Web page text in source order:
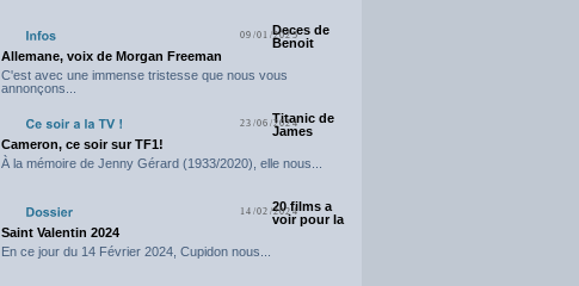
09/01/2025Deces de
Benoit
Allemane, voix de Morgan Freeman
C'est avec une immense tristesse que nous vous
annonçons...
23/06/2024Titanic de
James
Cameron, ce soir sur TF1!
À la mémoire de Jenny Gérard (1933/2020), elle nous...
14/02/202420 films a
voir pour la
Saint Valentin 2024
En ce jour du 14 Février 2024, Cupidon nous...